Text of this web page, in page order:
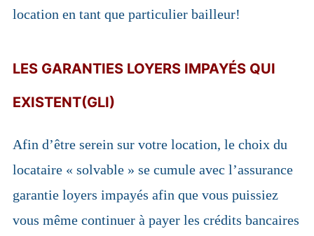
location en tant que particulier bailleur!
LES GARANTIES LOYERS IMPAYÉS QUI
EXISTENT(GLI)
Afin d’être serein sur votre location, le choix du
locataire « solvable » se cumule avec l’assurance
garantie loyers impayés afin que vous puissiez
vous même continuer à payer les crédits bancaires